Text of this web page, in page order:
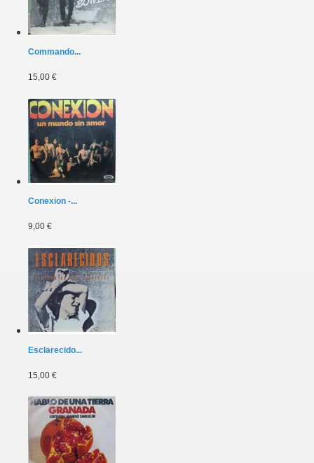
Commando...
15,00 €
Conexion -...
9,00 €
Esclarecido...
15,00 €